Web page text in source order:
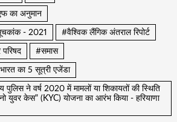
का अनुमान
- 2021 #वैश्विक लैंगिक अंतराल रिपोर्ट
परिषद #समास
का 5 सूत्री एजेंडा
पुलिस ने वर्ष 2020 में मामलों या शिकायतों की स्थिति
युवर केस" (KYC) योजना का आरंभ किया - हरियाणा